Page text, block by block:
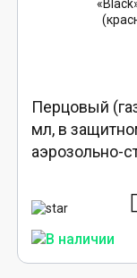
Перцовый
мл, в
аэрозольно-